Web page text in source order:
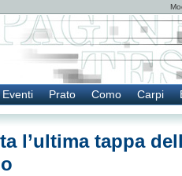
Eventi Prato Como Carpi
l’ultima tappa